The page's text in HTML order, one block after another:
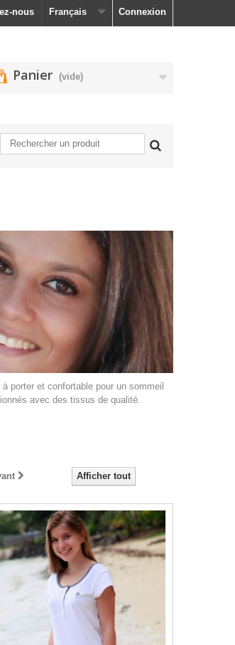
Connexion
Français
nous
Panier (vide)
porter et confortable pour un sommeil
avec des tissus de qualité.
Afficher tout